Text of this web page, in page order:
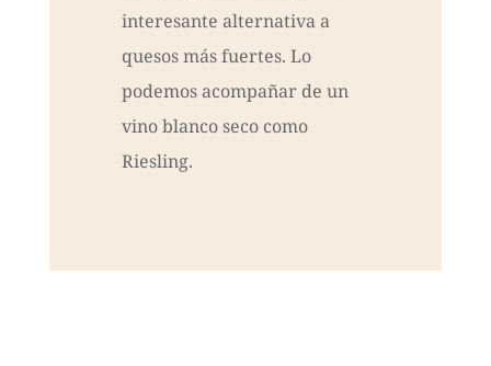
interesante alternativa a
quesos más fuertes. Lo
podemos acompañar de un
vino blanco seco como
Riesling.